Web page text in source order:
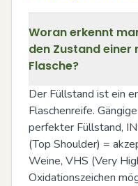
Woran erkennt
den Zustand einer
Flasche?
Der Füllstand ist ein
Flaschenreife.
perfekter Füllstand,
(Top Shoulder) =
Weine, VHS (Very
Oxidationszeichen